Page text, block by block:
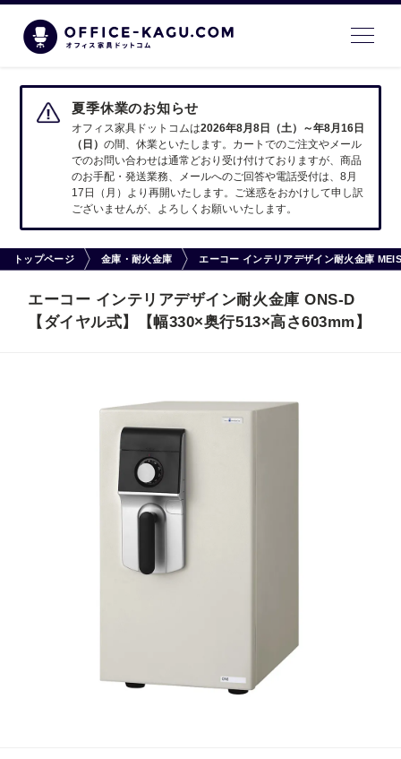
夏季休業のお知らせ
オフィス家具ドットコムは2026年8月8日（土）～年8月16日
（日）の間、休業といたします。カートでのご注文やメール
でのお問い合わせは通常どおり受け付けておりますが、商品
のお手配・発送業務、メールへのご回答や電話受付は、8月
17日（月）より再開いたします。ご迷惑をおかけして申し訳
ございませんが、よろしくお願いいたします。
トップページ 金庫・耐火金庫 エーコー インテリアデザイン耐火金庫
エーコー インテリアデザイン耐火金庫 ONS-D
【ダイヤル式】【幅330×奥行513×高さ603mm】